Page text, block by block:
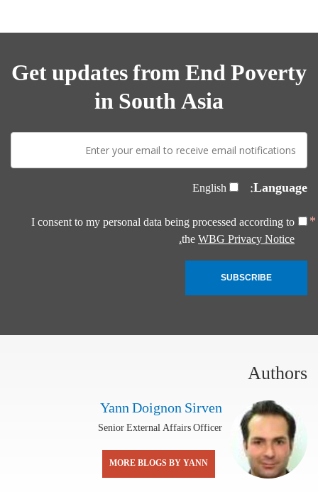
Get updates from End Poverty
in South Asia
E-
mail:
Language:
English
I consent to my personal data being processed according to
theWBG Privacy Notice.
SUBSCRIBE
Authors
Yann Doignon Sirven
Senior External Affairs Officer
MORE BLOGS BY YANN